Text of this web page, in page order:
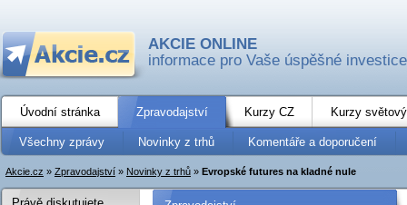
AKCIE ONLINE
informace pro Vaše úspěšné investice
Úvodní stránka Zpravodajství Kurzy CZ Kurzy
Všechny zprávy Novinky z trhů Komentáře a doporučení
Akcie.cz » Zpravodajství » Novinky z trhů » Evropské futures na kladné nule